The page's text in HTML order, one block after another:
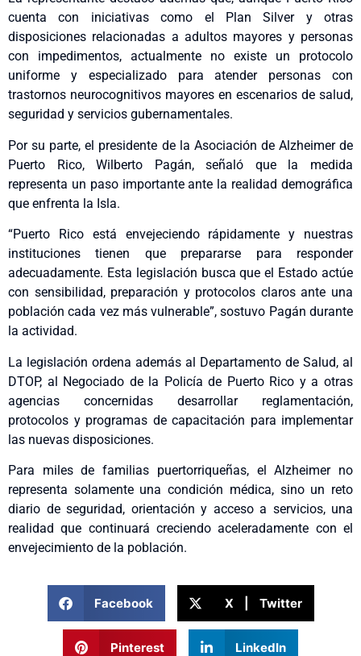
cuenta con iniciativas como el Plan Silver y otras
disposiciones relacionadas a adultos mayores y personas
con impedimentos, actualmente no existe un protocolo
uniforme y especializado para atender personas con
trastornos neurocognitivos mayores en escenarios de salud,
seguridad y servicios gubernamentales.
Por su parte, el presidente de la Asociación de Alzheimer de
Puerto Rico, Wilberto Pagán, señaló que la medida
representa un paso importante ante la realidad demográfica
que enfrenta la Isla.
“Puerto Rico está envejeciendo rápidamente y nuestras
instituciones tienen que prepararse para responder
adecuadamente. Esta legislación busca que el Estado actúe
con sensibilidad, preparación y protocolos claros ante una
población cada vez más vulnerable”, sostuvo Pagán durante
la actividad.
La legislación ordena además al Departamento de Salud, al
DTOP, al Negociado de la Policía de Puerto Rico y a otras
agencias concernidas desarrollar reglamentación,
protocolos y programas de capacitación para implementar
las nuevas disposiciones.
Para miles de familias puertorriqueñas, el Alzheimer no
representa solamente una condición médica, sino un reto
diario de seguridad, orientación y acceso a servicios, una
realidad que continuará creciendo aceleradamente con el
envejecimiento de la población.
Facebook X | Twitter
Pinterest LinkedIn